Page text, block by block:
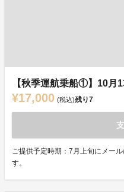
【秋季運航乗船①】10
¥17,000 (税込)残り7
ご提供予定時期：7月上旬にメー
す。